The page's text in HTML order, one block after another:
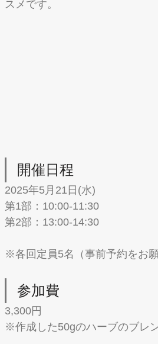
スメです。
開催日程
2025年5月21日(水)
第1部：10:00-11:30
第2部：13:00-14:30
※各回定員5名（事前予約をお願
参加費
3,300円
※作成した50gのハーブのブレ